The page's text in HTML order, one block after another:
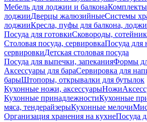
Мебель для лоджии и балкона
лоджииДверцы жалюзийныеСистемы
лоджииКресла, пуфы для балкона,
Посуда для готовкиСковороды,
Столовая посуда, сервировкаПосуда для
сервировкиДетская столовая посуда
Посуда для выпечки, запеканияФормы
Аксессуары для бараСервировка для
барыШтопоры, открывалки для бутылок
Кухонные ножи, аксессуарыНожи
Кухонные принадлежностиКухонные
мяса, тендерайзерыКухонные мелочи
Организация хранения на кухнеПосуда